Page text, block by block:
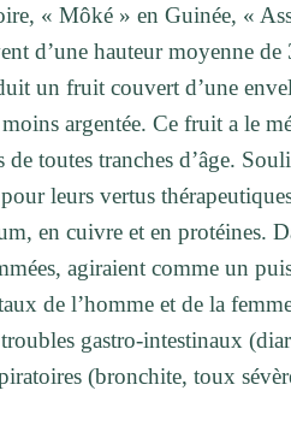
« Môké » en Guinée, «
d’une hauteur moyenne de
un fruit couvert d’une
argentée. Ce fruit a le
toutes tranches d’âge.
leurs vertus
en cuivre et en protéines.
agiraient comme un
de l’homme et de la
gastro-intestinaux
(bronchite, toux